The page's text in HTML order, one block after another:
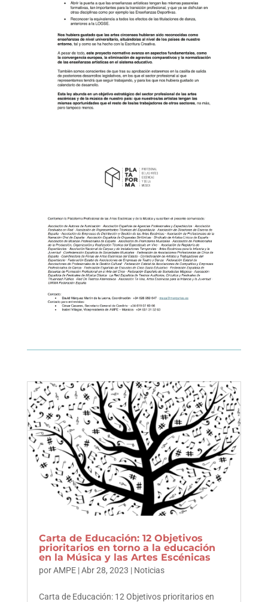
Carta de Educación: 12 Objetivos
prioritarios en torno a la educación
en la Música y las Artes Escénicas
porAMPE|Abr 28, 2023 | Noticias
Carta de Educación: 12 Objetivos prioritarios en